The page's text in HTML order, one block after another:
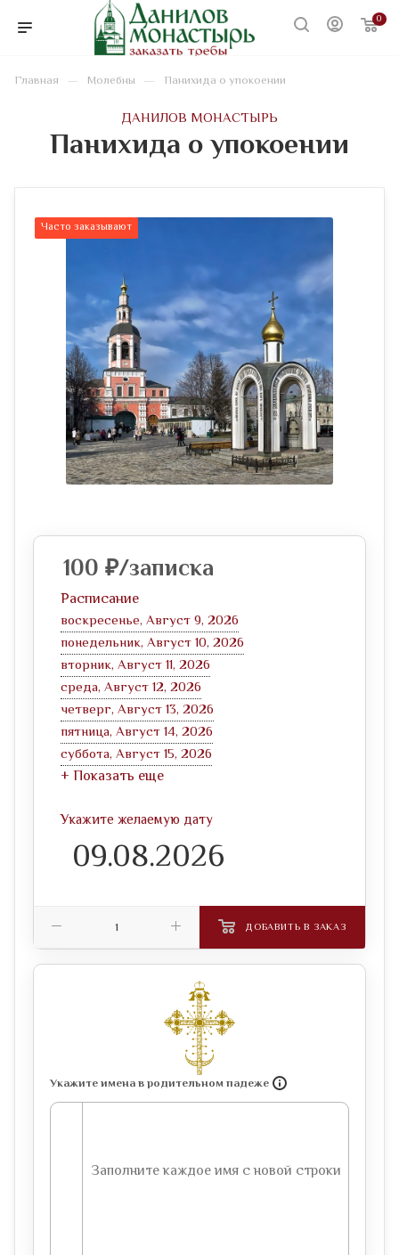
0
Главная — Молебны — Панихида о упокоении
ДАНИЛОВ МОНАСТЫРЬ
Панихида о упокоении
Часто заказывают
Укажите имена в родительном падеже
100 ₽/записка
Расписание
воскресенье, Август 9, 2026
понедельник, Август 10, 2026
вторник, Август 11, 2026
среда, Август 12, 2026
четверг, Август 13, 2026
пятница, Август 14, 2026
суббота, Август 15, 2026
+ Показать еще
Укажите желаемую дату
ДОБАВИТЬ В ЗАКАЗ